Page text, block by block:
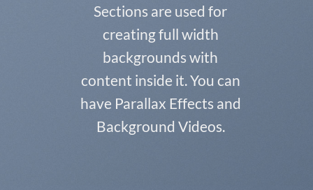
Sections are used for
creating full width
backgrounds with
content inside it. You can
have Parallax Effects and
Background Videos.